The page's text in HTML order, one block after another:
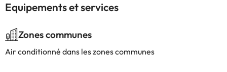
Equipements et services
Zones communes
Air conditionné dans les zones communes